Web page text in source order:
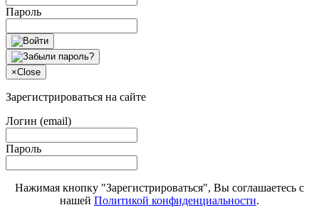
Пароль
×Close
Зарегистрироваться на сайте
Логин (email)
Пароль
Нажимая кнопку "Зарегистрироваться", Вы соглашаетесь с
нашей Политикой конфиденциальности.